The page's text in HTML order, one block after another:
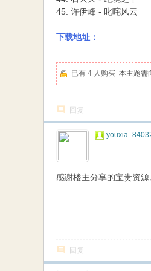
45. 许伊峰 - 叱咤风云
下载地址：
已有 4 人购买 本主题需
回复
感谢楼主分享的宝贵资源
回复